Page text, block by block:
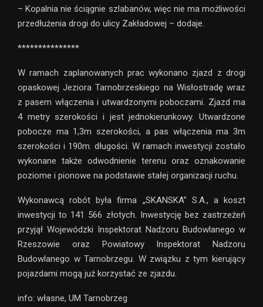
– Kopalnia nie ściągnie szlabanów, więc nie ma możliwości
przedłużenia drogi do ulicy Zakładowej – dodaje.
***************
W ramach zaplanowanych prac wykonano zjazd z drogi
opaskowej Jeziora Tarnobrzeskiego na Wisłostradę wraz
z pasem włączenia i utwardzonymi poboczami. Zjazd ma
4 metry szerokości i jest jednokierunkowy. Utwardzone
pobocze ma 1,3m szerokości, a pas włączenia ma 3m
szerokości i 190m. długości. W ramach inwestycji zostało
wykonane także odwodnienie terenu oraz oznakowanie
poziome i pionowe na podstawie stałej organizacji ruchu.
Wykonawcą robót była firma „SKANSKA” S.A., a koszt
inwestycji to 141 566 złotych. Inwestycję bez zastrzeżeń
przyjął Wojewódzki Inspektorat Nadzoru Budowlanego w
Rzeszowie oraz Powiatowy Inspektorat Nadzoru
Budowlanego w Tarnobrzegu. W związku z tym kierujący
pojazdami mogą już korzystać ze zjazdu.
info: własne, UM Tarnobrzeg